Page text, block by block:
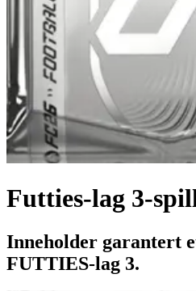
Futties-lag 3-
Inneholder garantert
FUTTIES-lag 3.